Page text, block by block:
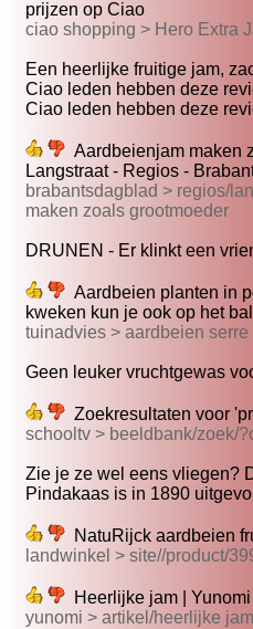
prijzen op Ciao
ciao shopping > Hero Extra
Een heerlijke fruitige jam,
Ciao leden hebben deze
Ciao leden hebben deze
Aardbeienjam maken
Langstraat - Regios -
brabantsdagblad > regios/
maken zoals grootmoeder
DRUNEN - Er klinkt een
Aardbeien planten in
kweken kun je ook op het
tuinadvies > aardbeien
Geen leuker vruchtgewas
Zoekresultaten voor
schooltv > beeldbank/zoek/
Zie je ze wel eens vliegen?
Pindakaas is in 1890
NatuRijck aardbeien
landwinkel > site//product/
Heerlijke jam | Yunomi
yunomi > artikel/heerlijke jam